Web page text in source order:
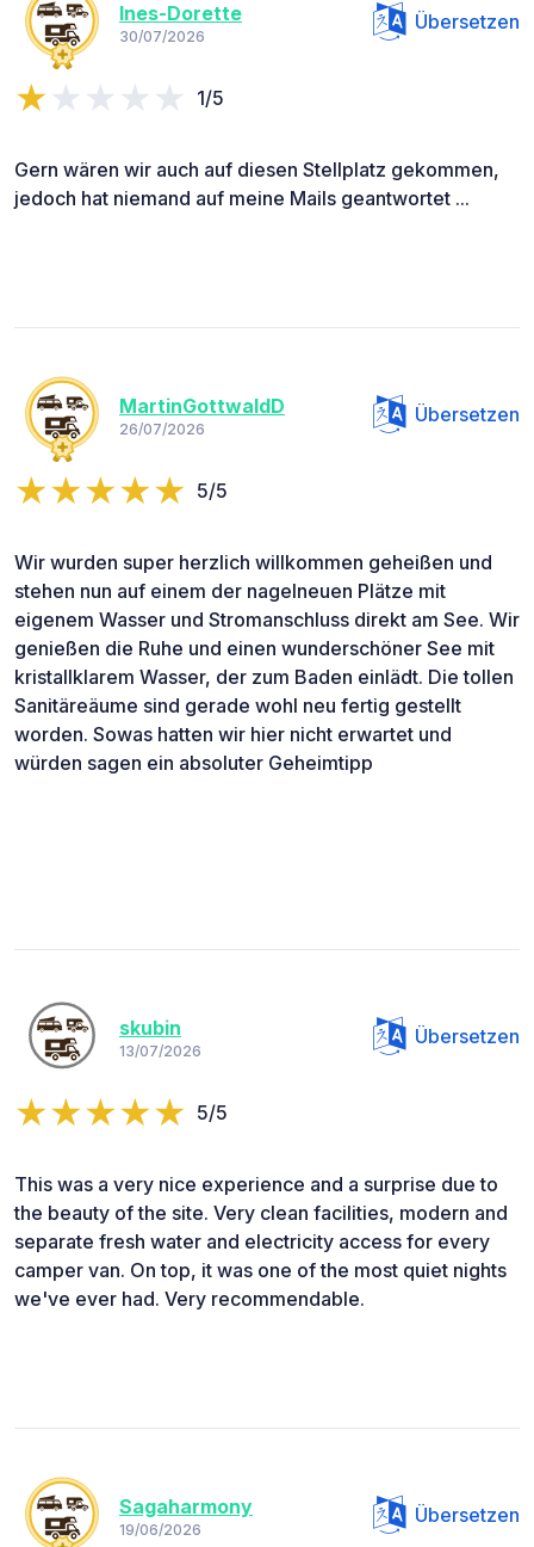
Ines-Dorette
30/07/2026
Übersetzen
1/5
Gern wären wir auch auf diesen Stellplatz gekommen,
jedoch hat niemand auf meine Mails geantwortet ...
MartinGottwaldD
26/07/2026
Übersetzen
5/5
Wir wurden super herzlich willkommen geheißen und
stehen nun auf einem der nagelneuen Plätze mit
eigenem Wasser und Stromanschluss direkt am See. Wir
genießen die Ruhe und einen wunderschöner See mit
kristallklarem Wasser, der zum Baden einlädt. Die tollen
Sanitäreäume sind gerade wohl neu fertig gestellt
worden. Sowas hatten wir hier nicht erwartet und
würden sagen ein absoluter Geheimtipp
skubin
13/07/2026
Übersetzen
5/5
This was a very nice experience and a surprise due to
the beauty of the site. Very clean facilities, modern and
separate fresh water and electricity access for every
camper van. On top, it was one of the most quiet nights
we've ever had. Very recommendable.
Sagaharmony
19/06/2026
Übersetzen